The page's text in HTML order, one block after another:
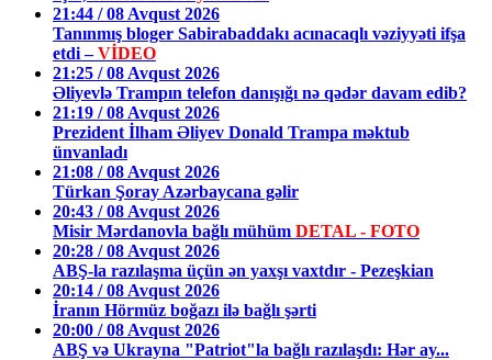
21:44 / 08 Avqust 2026
Tanınmış bloger Sabirabaddakı acınacaqlı vəziyyəti ifşa
etdi –VİDEO
21:25 / 08 Avqust 2026
Əliyevlə Trampın telefon danışığı nə qədər davam edib?
21:19 / 08 Avqust 2026
Prezident İlham Əliyev Donald Trampa məktub
ünvanladı
21:08 / 08 Avqust 2026
Türkan Şoray Azərbaycana gəlir
20:43 / 08 Avqust 2026
Misir Mərdanovla bağlı mühüm DETAL - FOTO
20:28 / 08 Avqust 2026
ABŞ-la razılaşma üçün ən yaxşı vaxtdır - Pezeşkian
20:14 / 08 Avqust 2026
İranın Hörmüz boğazı ilə bağlı şərti
20:00 / 08 Avqust 2026
ABŞ və Ukrayna "Patriot"la bağlı razılaşdı: Hər ay...